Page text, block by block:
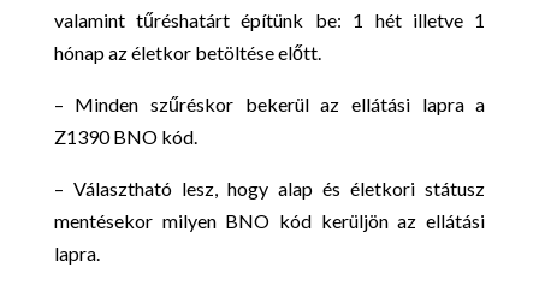
valamint tűréshatárt építünk be: 1 hét illetve 1
hónap az életkor betöltése előtt.
– Minden szűréskor bekerül az ellátási lapra a
Z1390 BNO kód.
– Választható lesz, hogy alap és életkori státusz
mentésekor milyen BNO kód kerüljön az ellátási
lapra.